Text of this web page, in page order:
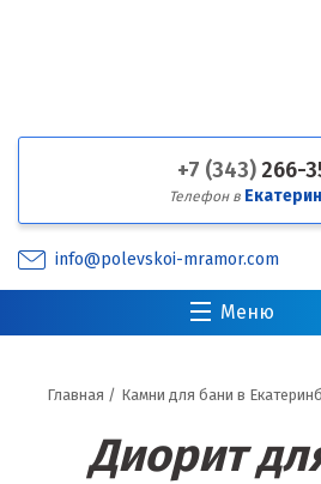
+7 (343) 266-
Телефон в
info@polevskoi-mramor.com
Меню
Главная / Камни для бани в
Диорит